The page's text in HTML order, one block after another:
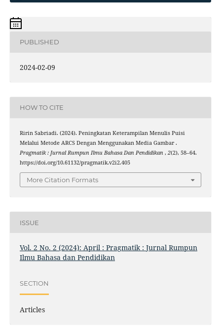
PUBLISHED
2024-02-09
HOW TO CITE
Ririn Sabriadi. (2024). Peningkatan Keterampilan Menulis Puisi
Melalui Metode ARCS Dengan Menggunakan Media Gambar .
Pragmatik : Jurnal Rumpun Ilmu Bahasa Dan Pendidikan , 2(2), 58–64.
https://doi.org/10.61132/pragmatik.v2i2.405
More Citation Formats
ISSUE
Vol. 2 No. 2 (2024): April : Pragmatik : Jurnal Rumpun
Ilmu Bahasa dan Pendidikan
SECTION
Articles